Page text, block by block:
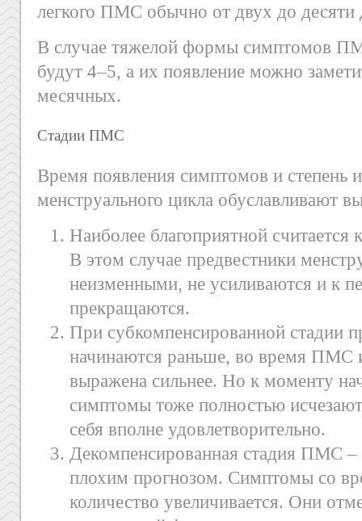
легкого ПМС обычно от двух до десяти
В случае тяжелой формы симптомов
будут 4–5, а их появление можно
месячных.
Стадии ПМС
Время появления симптомов и степень
менструального цикла обуславливают
Наиболее благоприятной считается
В этом случае предвестники
неизменными, не усиливаются и к
прекращаются.
При субкомпенсированной стадии
начинаются раньше, во время ПМС
выражена сильнее. Но к моменту
симптомы тоже полностью
себя вполне удовлетворительно.
Декомпенсированная стадия ПМС –
плохим прогнозом. Симптомы со
количество увеличивается. Они